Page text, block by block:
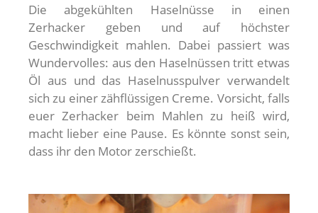
Die abgekühlten Haselnüsse in einen
Zerhacker geben und auf höchster
Geschwindigkeit mahlen. Dabei passiert was
Wundervolles: aus den Haselnüssen tritt etwas
Öl aus und das Haselnusspulver verwandelt
sich zu einer zähflüssigen Creme. Vorsicht, falls
euer Zerhacker beim Mahlen zu heiß wird,
macht lieber eine Pause. Es könnte sonst sein,
dass ihr den Motor zerschießt.